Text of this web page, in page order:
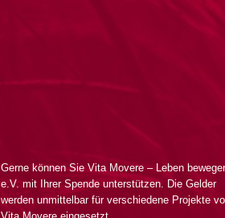
Gerne können Sie Vita Movere – Leben
e.V. mit Ihrer Spende unterstützen. Die Gelder
werden unmittelbar für verschiedene Projekte